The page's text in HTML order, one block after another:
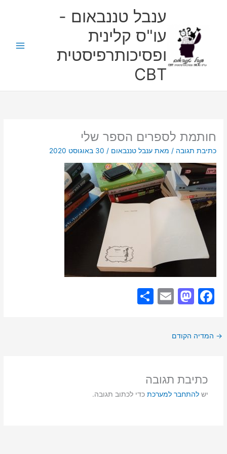
ענבל טננבאום -
עו"ס קלינית
ופסיכותרפיסטית
CBT
חותמת לספרים הספר שלי
כתיבת תגובה / מאתענבל טננבאום/ 30 באוגוסט 2020
F
e
o
o
M
o
o
n
E
→ המדיה הקודם
כתיבת תגובה
יש להתחבר למערכתכדי לכתוב תגובה.